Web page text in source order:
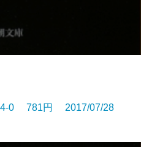
0 781円 2017/07/28